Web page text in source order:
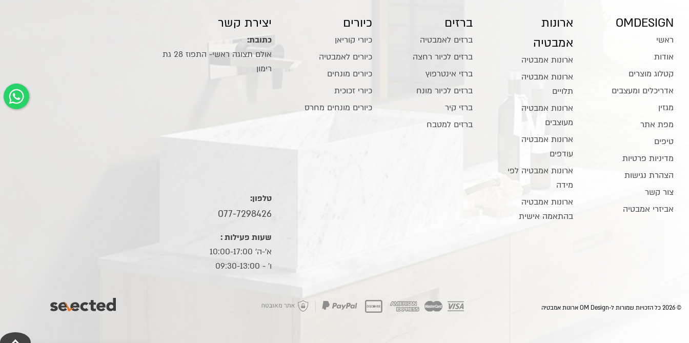
OMDESIGN
ראשי
אודות
קטלוג מוצרים
אדריכלים ומעצבים
מגזין
מפת אתר
טיפים
מדיניות פרטיות
הצהרת נגישות
צור קשר
אביזרי אמבטיה
ארונות
אמבטיה
ארונות אמבטיה
ארונות אמבטיה
תלויים
ארונות אמבטיה
מעוצבים
ארונות אמבטיה
עודפים
ארונות אמבטיה לפי
מידה
ארונות אמבטיה
בהתאמה אישית
ברזים
ברזים לאמבטיה
ברזים לכיור רחצה
ברזי אינטרפוץ
ברזים לכיור מונח
ברזי קיר
ברזים למטבח
כיורים
כיורי קוריאן
כיורים לאמבטיה
כיורים מונחים
כיורי זכוכית
כיורים מונחים מחרס
יצירת קשר
כתובת:
אולם תצוגה ראשי- התפוז 28 גת
רימון
טלפון:
077-7298426
שעות פעילות :
א'-ה' 10:00-17:00
ו׳ - 09:30-13:00
© 2026 כל הזכויות שמורות ל-OM Design ארונות אמבטיה